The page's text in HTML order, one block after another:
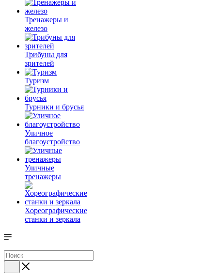
Тренажеры и
железо
Трибуны для
зрителей
Туризм
Турники и брусья
Уличное
благоустройство
Уличные
тренажеры
Хореографические
станки и зеркала